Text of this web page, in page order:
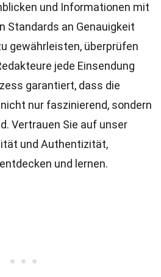
und Informationen mit
Standards an Genauigkeit
gewährleisten, überprüfen
jede Einsendung
garantiert, dass die
nur faszinierend, sondern
Vertrauen Sie auf unser
und Authentizität,
und lernen.